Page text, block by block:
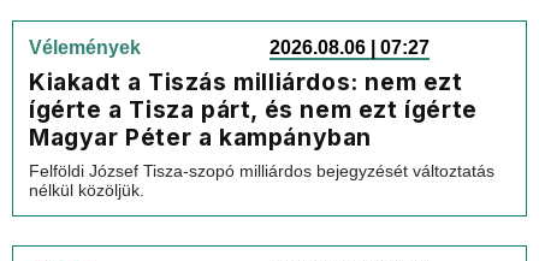
Vélemények 2026.08.06 | 07:27
Kiakadt a Tiszás milliárdos: nem ezt
ígérte a Tisza párt, és nem ezt ígérte
Magyar Péter a kampányban
Felföldi József Tisza-szopó milliárdos bejegyzését változtatás
nélkül közöljük.